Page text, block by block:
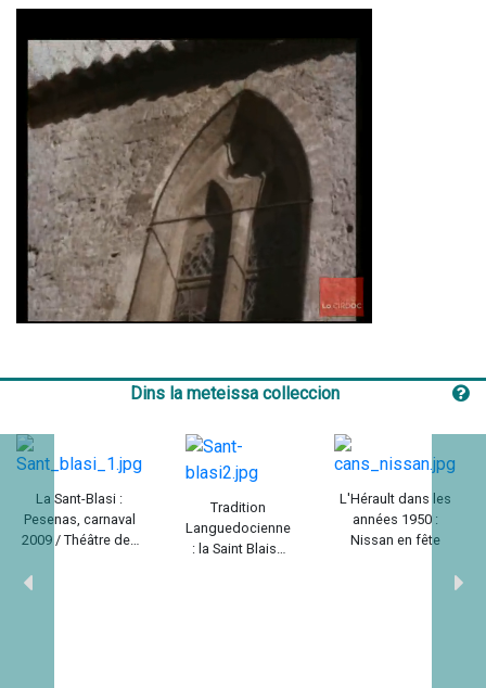
Mute Settings
Dins la meteissa colleccion
La Sant-Blasi :
Pesenas, carnaval
2009 / Théâtre des
Tradition
Languedocienne
: la Saint Blaise
L'Hérault dans les
années 1950 :
Nissan en fête